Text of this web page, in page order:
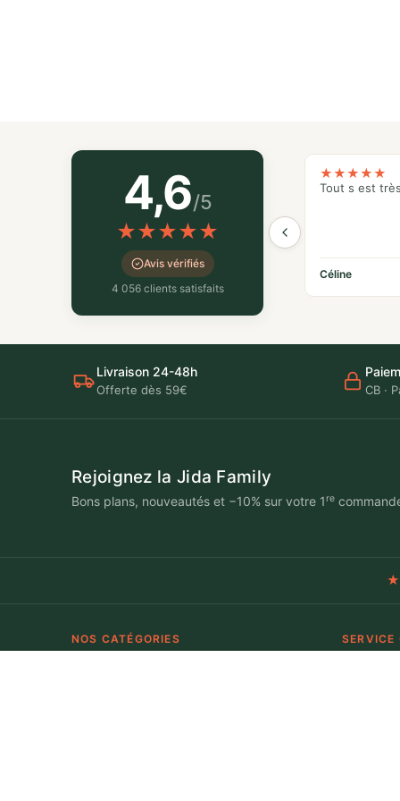
4,6/5
★★★★★
Avis vérifiés
4 056 clients satisfaits
★★★★★
Tout s est
Céline
Livraison 24-48h
Offerte dès 59€ CB ·
Rejoignez la Jida Family
Bons plans, nouveautés et −10% sur votre 1re
★
NOS CATÉGORIES SERVICE